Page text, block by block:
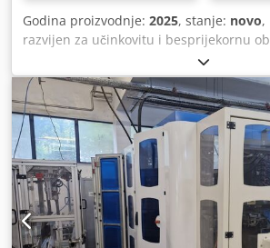
Godina proizvodnje: 2025, stanje: novo,
razvijen za učinkovitu i besprijekornu
vrsta papira. Parametri su
kojim se radi. Sjeckalica omogućava
usitnjavanje papira koji se uzima
bušenje za lak transport do balirke
sustava. Sjeckalica RS-9 dizajnirana je
otpada iz stroja za bušenje radi
kroz sustav trake. Codpsiklxbjfx Afnsha
vrlo jednostavan za korištenje. Ima
zaštitu od preopterećenja i senzor
prati rad motora. RS-9 ima mogućnost